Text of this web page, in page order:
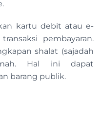
kartu debit atau e-
pembayaran.
shalat (sajadah
Hal ini dapat
barang publik.